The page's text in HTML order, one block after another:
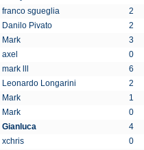
franco sgueglia 2
Danilo Pivato 2
Mark 3
axel 0
mark lll 6
Leonardo Longarini 2
Mark 1
Mark 0
Gianluca 4
xchris 0